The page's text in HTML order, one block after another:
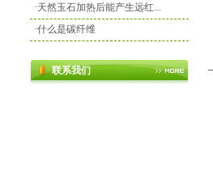
·天然玉石加热后能产生远红...
·什么是碳纤维
联系我们